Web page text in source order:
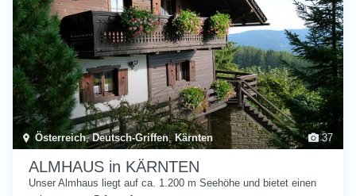
37
Österreich,Deutsch-Griffen,Kärnten
ALMHAUS in KÄRNTEN
Unser Almhaus liegt auf ca. 1.200 m Seehöhe und bietet einen